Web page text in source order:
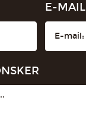
E-MAIL